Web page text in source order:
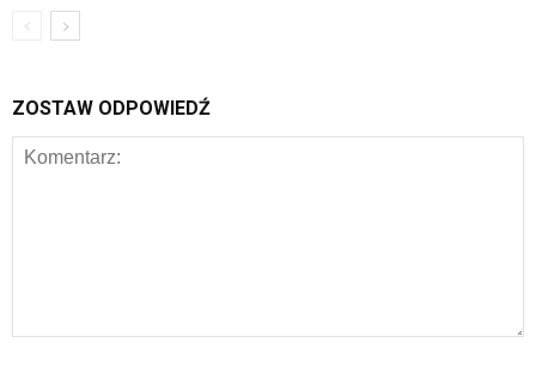
ZOSTAW ODPOWIEDŹ